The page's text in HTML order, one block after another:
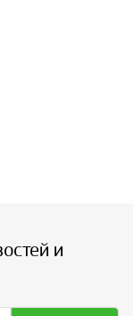
и